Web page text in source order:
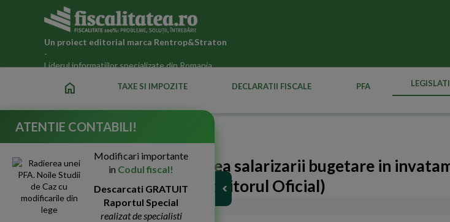
Un proiect editorial marca Rentrop&Straton
-
Liderul informatiilor specializate din Romania
home TAXE SI IMPOZITE DECLARATII FISCALE PFA
Legea privind modificarea salarizarii bugetare in
20 aprilie! (Oficial, in Monitorul Oficial)
18-Apr-2019 5802
ATENTIE CONTABILI!
Modificari importante
in Codul fiscal!
Descarcati GRATUIT
Raportul Special
realizat de specialisti